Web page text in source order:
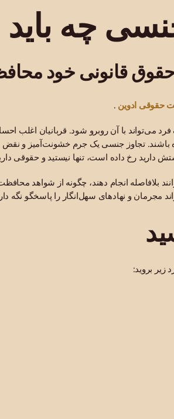
چه باید
قانونی خود
حقوقی ادوین .
می‌تواند با آن روبرو شود. قربانیان
باشند. تجاوز جنسی یک جرم خشونت‌آمیز و
رخ داده است، تنها نیستید و حقوقی
بلافاصله انجام دهند، چگونه از شواهد
مجرمان و نهادهای سهل‌انگار را پاسخگو نگه
زیر بروید: